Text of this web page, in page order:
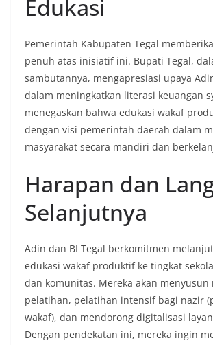
Edukasi
Pemerintah Kabupaten Tegal
penuh atas inisiatif ini. Bupati Tegal,
sambutannya, mengapresiasi upaya
dalam meningkatkan literasi keuangan
menegaskan bahwa edukasi wakaf
dengan visi pemerintah daerah dalam
masyarakat secara mandiri dan
Harapan dan
Selanjutnya
Adin dan BI Tegal berkomitmen
edukasi wakaf produktif ke tingkat
dan komunitas. Mereka akan menyusun
pelatihan, pelatihan intensif bagi nazir
wakaf), dan mendorong digitalisasi
Dengan pendekatan ini, mereka ingin